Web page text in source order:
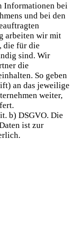
Informationen bei
und bei den
arbeiten wir mit
die für die
sind. Wir
die
So geben
an das jeweilige
weiter,
b) DSGVO. Die
ist zur